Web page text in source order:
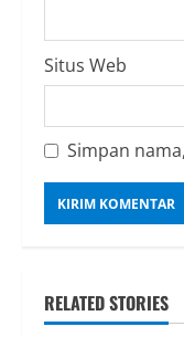
Situs Web
Simpan
RELATED STORIES